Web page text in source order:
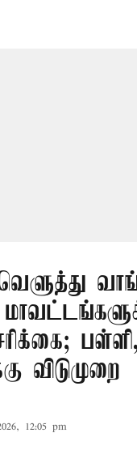
பள்ளி,
விடுமுறை
12:05 pm